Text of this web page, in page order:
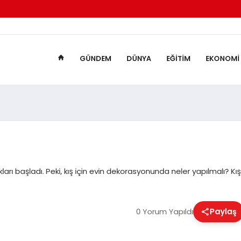
GÜNDEM DÜNYA EĞITIM EKONOMI
başladı. Peki, kış için evin dekorasyonunda neler yapılmalı? Kış
0 Yorum Yapıldı Paylaş